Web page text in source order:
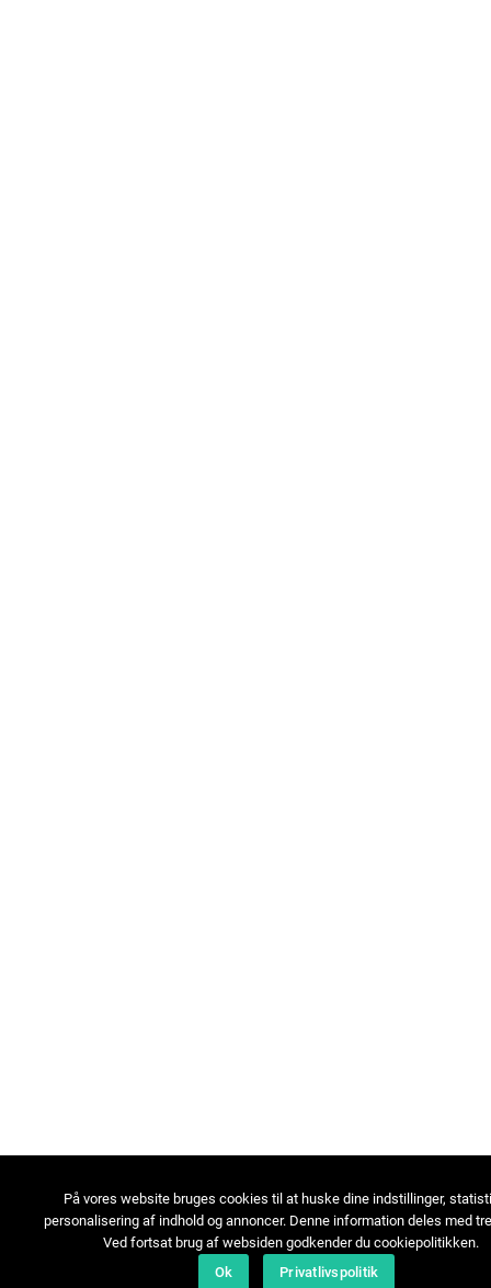
På vores website bruges cookies til at huske dine indstillinger,
personalisering af indhold og annoncer. Denne information deles med
Ved fortsat brug af websiden godkender du cookiepolitikken.
Ok
Privatlivspolitik